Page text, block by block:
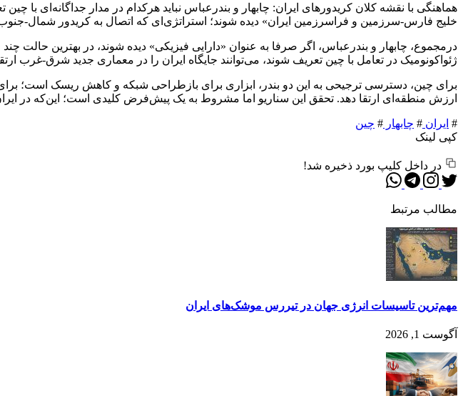
هماهنگی با نقشه کلان کریدورهای ایران: چابهار و بندرعباس نباید هرکدام در مدار جداگانه‌ای با
خلیج فارس-سرزمین و فراسرزمین ایران» دیده شوند؛ استراتژی‌ای که اتصال به کریدور شمال-
درمجموع، چابهار و بندرعباس، اگر صرفا به عنوان «دارایی فیزیکی» دیده شوند، در بهترین حالت
ژئواکونومیک در تعامل با چین تعریف شوند، می‌توانند جایگاه ایران را در معماری جدید شرق-غرب
ارزش منطقه‌ای ارتقا دهد. تحقق این سناریو اما مشروط به یک پیش‌فرض کلیدی است؛ این‌که در
# ایران # چابهار # چین
کپی لینک
در داخل کلیپ بورد ذخیره شد!
مطالب مرتبط
مهم‌تر‌ین تاسیسات انرژی جهان در تیررس موشک‌های ایران
آگوست 1, 2026